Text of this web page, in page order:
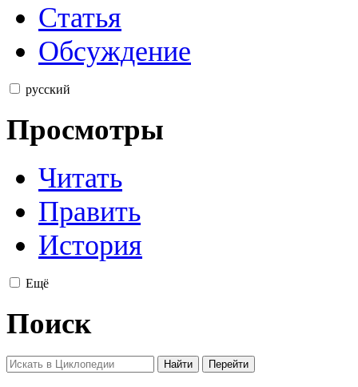
Статья
Обсуждение
русский
Просмотры
Читать
Править
История
Ещё
Поиск